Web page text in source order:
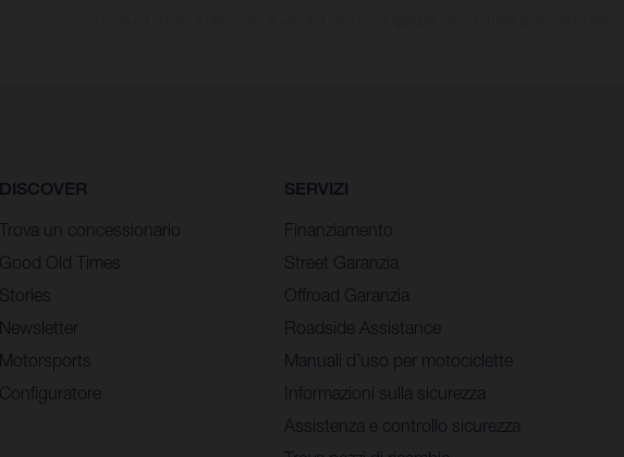
DISCOVER
Trova un concessionario
Good Old Times
Stories
Newsletter
Motorsports
Configuratore
SERVIZI
Finanziamento
Street Garanzia
Offroad Garanzia
Roadside Assistance
Manuali d’uso per motociclette
Informazioni sulla sicurezza
Assistenza e controllo sicurezza